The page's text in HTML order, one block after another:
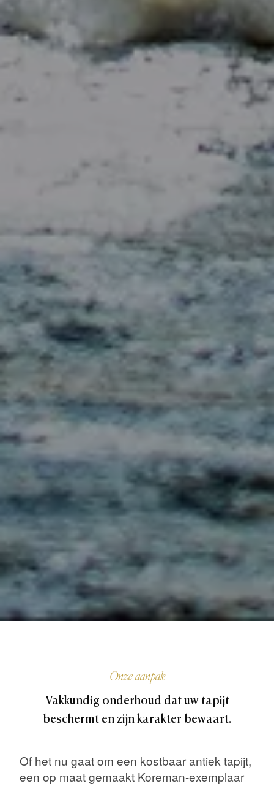
Onze aanpak
Vakkundig onderhoud dat uw tapijt
beschermt en zijn karakter bewaart.
Of het nu gaat om een kostbaar antiek tapijt,
een op maat gemaakt Koreman-exemplaar